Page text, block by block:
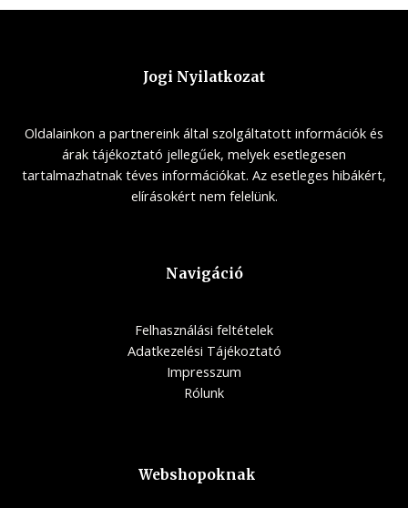
Jogi Nyilatkozat
Oldalainkon a partnereink által szolgáltatott információk és
árak tájékoztató jellegűek, melyek esetlegesen
tartalmazhatnak téves információkat. Az esetleges hibákért,
elírásokért nem felelünk.
Navigáció
Felhasználási feltételek
Adatkezelési Tájékoztató
Impresszum
Rólunk
Webshopoknak